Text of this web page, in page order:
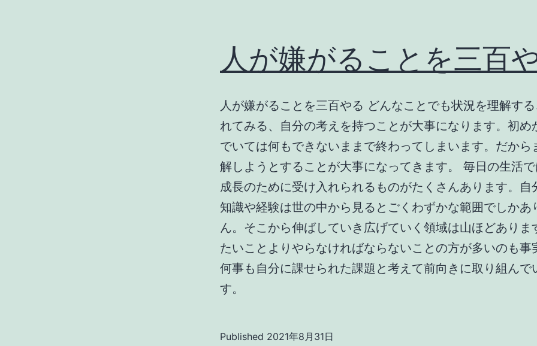
人が嫌がることを三百
人が嫌がることを三百やる どんなことでも状況を理解す
れてみる、自分の考えを持つことが大事になります。初め
でいては何もできないままで終わってしまいます。だから
解しようとすることが大事になってきます。 毎日の生活
成長のために受け入れられるものがたくさんあります。自
知識や経験は世の中から見るとごくわずかな範囲でしかあ
ん。そこから伸ばしていき広げていく領域は山ほどありま
たいことよりやらなければならないことの方が多いのも事
何事も自分に課せられた課題と考えて前向きに取り組んで
す。
Published 2021年8月31日